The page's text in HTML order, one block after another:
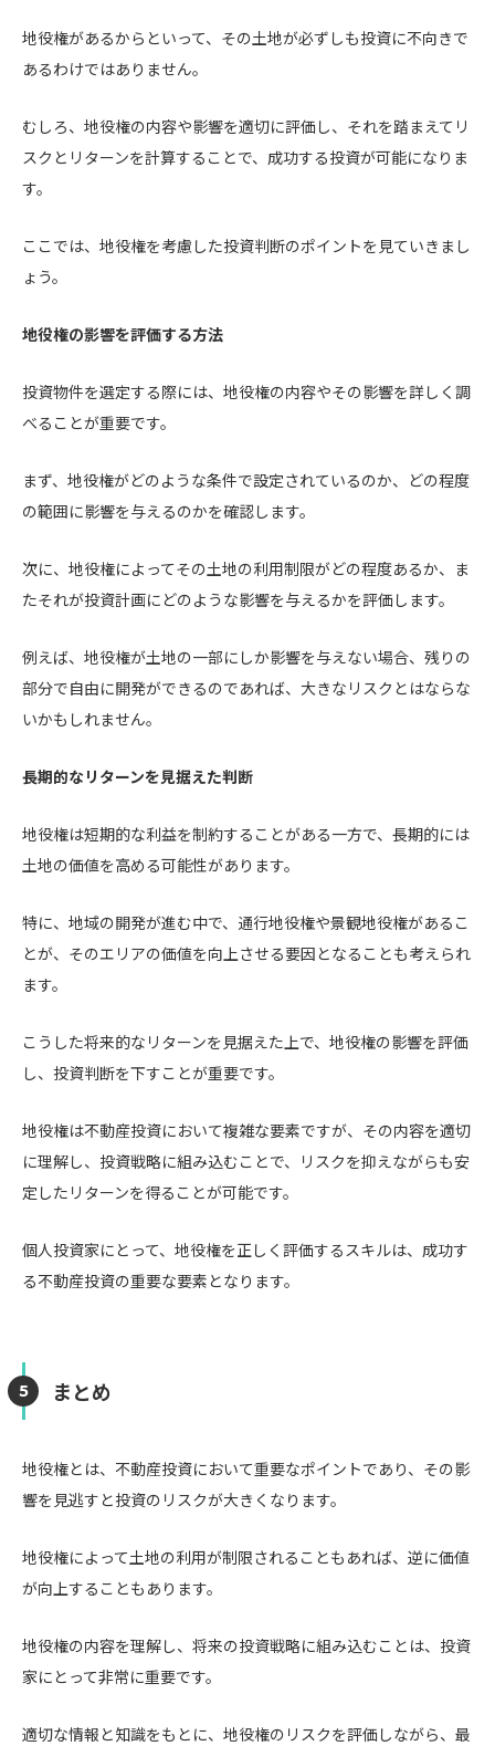
地役権があるからといって、その土地が必ずしも投資に不向きで
あるわけではありません。
むしろ、地役権の内容や影響を適切に評価し、それを踏まえてリ
スクとリターンを計算することで、成功する投資が可能になりま
す。
ここでは、地役権を考慮した投資判断のポイントを見ていきまし
ょう。
地役権の影響を評価する方法
投資物件を選定する際には、地役権の内容やその影響を詳しく調
べることが重要です。
まず、地役権がどのような条件で設定されているのか、どの程度
の範囲に影響を与えるのかを確認します。
次に、地役権によってその土地の利用制限がどの程度あるか、ま
たそれが投資計画にどのような影響を与えるかを評価します。
例えば、地役権が土地の一部にしか影響を与えない場合、残りの
部分で自由に開発ができるのであれば、大きなリスクとはならな
いかもしれません。
長期的なリターンを見据えた判断
地役権は短期的な利益を制約することがある一方で、長期的には
土地の価値を高める可能性があります。
特に、地域の開発が進む中で、通行地役権や景観地役権があるこ
とが、そのエリアの価値を向上させる要因となることも考えられ
ます。
こうした将来的なリターンを見据えた上で、地役権の影響を評価
し、投資判断を下すことが重要です。
地役権は不動産投資において複雑な要素ですが、その内容を適切
に理解し、投資戦略に組み込むことで、リスクを抑えながらも安
定したリターンを得ることが可能です。
個人投資家にとって、地役権を正しく評価するスキルは、成功す
る不動産投資の重要な要素となります。
まとめ
地役権とは、不動産投資において重要なポイントであり、その影
響を見逃すと投資のリスクが大きくなります。
地役権によって土地の利用が制限されることもあれば、逆に価値
が向上することもあります。
地役権の内容を理解し、将来の投資戦略に組み込むことは、投資
家にとって非常に重要です。
適切な情報と知識をもとに、地役権のリスクを評価しながら、最